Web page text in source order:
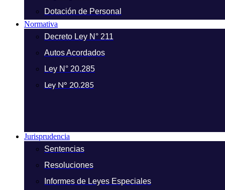
Dotación de Personal
Normativa
Decreto Ley N° 211
Autos Acordados
Ley N° 20.285
Ley N° 20.285
Jurisprudencia
Sentencias
Resoluciones
Informes de Leyes Especiales